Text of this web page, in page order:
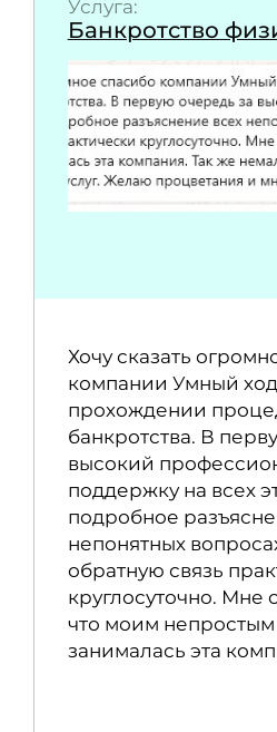
Услуга:
Банкротство
Хочу сказать
компании Умный
прохождении
банкротства. В
высокий
поддержку на всех
подробное
непонятных
обратную связь
круглосуточно. Мне
что моим
занималась эта